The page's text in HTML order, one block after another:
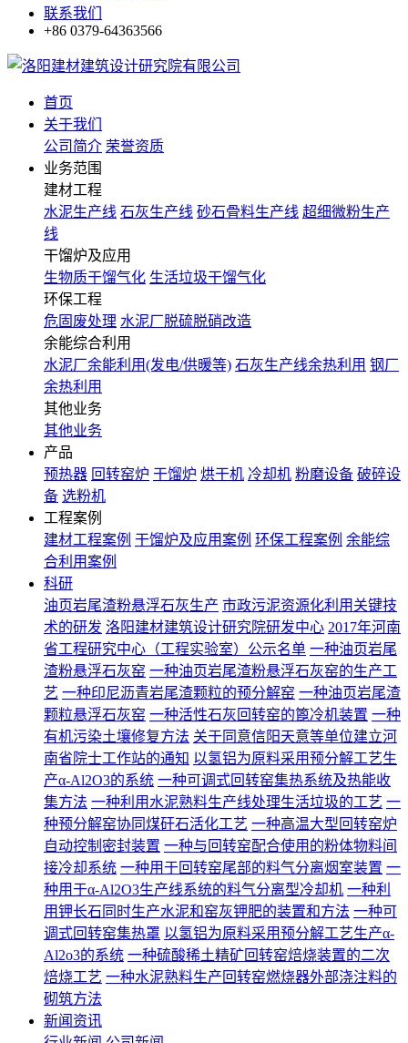
联系我们
+86 0379-64363566
首页
关于我们
公司简介 荣誉资质
业务范围
建材工程
水泥生产线 石灰生产线 砂石骨料生产线 超细微粉生产
线
干馏炉及应用
生物质干馏气化 生活垃圾干馏气化
环保工程
危固废处理 水泥厂脱硫脱硝改造
余能综合利用
水泥厂余能利用(发电/供暖等) 石灰生产线余热利用 钢厂
余热利用
其他业务
其他业务
产品
预热器 回转窑炉 干馏炉 烘干机 冷却机 粉磨设备 破碎设
备 选粉机
工程案例
建材工程案例 干馏炉及应用案例 环保工程案例 余能综
合利用案例
科研
油页岩尾渣粉悬浮石灰生产 市政污泥资源化利用关键技
术的研发 洛阳建材建筑设计研究院研发中心 2017年河南
省工程研究中心（工程实验室）公示名单 一种油页岩尾
渣粉悬浮石灰窑 一种油页岩尾渣粉悬浮石灰窑的生产工
艺 一种印尼沥青岩尾渣颗粒的预分解窑 一种油页岩尾渣
颗粒悬浮石灰窑 一种活性石灰回转窑的篦冷机装置 一种
有机污染土壤修复方法 关于同意信阳天意等单位建立河
南省院士工作站的通知 以氢铝为原料采用预分解工艺生
产α-Al2O3的系统 一种可调式回转窑集热系统及热能收
集方法 一种利用水泥熟料生产线处理生活垃圾的工艺 一
种预分解窑协同煤矸石活化工艺 一种高温大型回转窑炉
自动控制密封装置 一种与回转窑配合使用的粉体物料间
接冷却系统 一种用于回转窑尾部的料气分离烟室装置 一
种用于α-Al2O3生产线系统的料气分离型冷却机 一种利
用钾长石同时生产水泥和窑灰钾肥的装置和方法 一种可
调式回转窑集热罩 以氢铝为原料采用预分解工艺生产α-
Al2o3的系统 一种硫酸稀土精矿回转窑焙烧装置的二次
焙烧工艺 一种水泥熟料生产回转窑燃烧器外部浇注料的
砌筑方法
新闻资讯